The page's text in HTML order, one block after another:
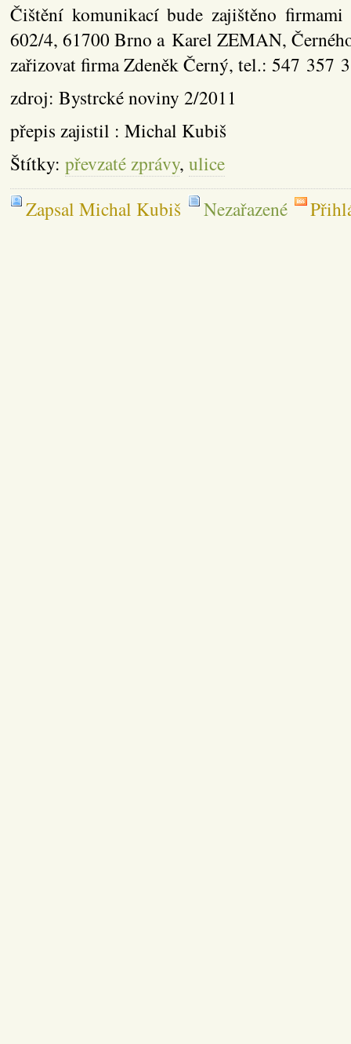
Čištění komunikací bude zajištěno
602/4, 61700 Brno a Karel ZEMAN,
zařizovat firma Zdeněk Černý, tel.: 547 357
zdroj: Bystrcké noviny 2/2011
přepis zajistil : Michal Kubiš
Štítky: převzaté zprávy, ulice
Zapsal Michal Kubiš
Nezařazené